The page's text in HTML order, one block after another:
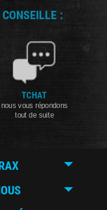
:
TCHAT
nous vous répondons
tout de suite